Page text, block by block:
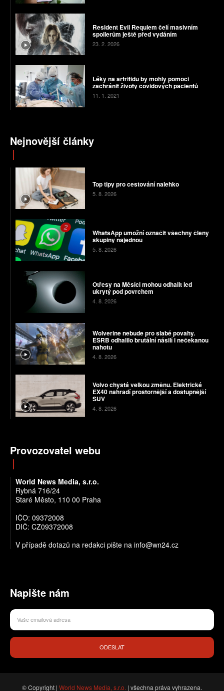
Resident Evil Requiem čelí masivním
spoilerům ještě před vydáním
23. 2. 2026
Léky na artritidu by mohly pomoci
zachránit životy covidových pacientů
11. 1. 2021
Nejnovější články
Top tipy pro cestování nalehko
5. 8. 2026
WhatsApp umožní označit všechny členy
skupiny najednou
5. 8. 2026
Otřesy na Měsíci mohou odhalit led
ukrytý pod povrchem
4. 8. 2026
Wolverine nebude pro slabé povahy.
ESRB odhalilo brutální násilí i nečekanou
nahotu
4. 8. 2026
Volvo chystá velkou změnu. Elektrické
EX40 nahradí prostornější a dostupnější
SUV
4. 8. 2026
Provozovatel webu
World News Media, s.r.o.
Rybná 716/24
Staré Město, 110 00 Praha
IČO: 09372008
DIČ: CZ09372008
V případě dotazů na redakci pište na info@wn24.cz
Napište nám
ODESLAT
© Copyright | World News Media, s.r.o. | všechna práva vyhrazena.